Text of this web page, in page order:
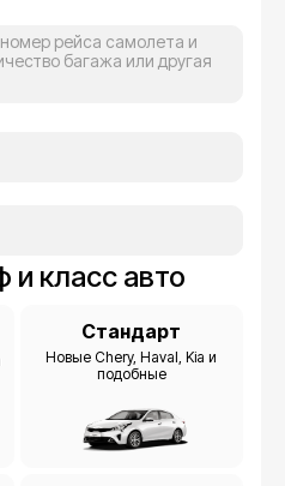
и класс авто
Стандарт
Новые Chery, Haval, Kia и
подобные